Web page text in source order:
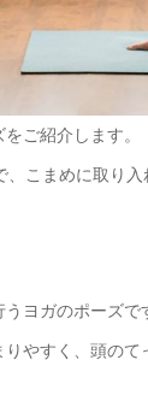
ご紹介します。
こまめに取り入
ヨガのポーズで
やすく、頭の